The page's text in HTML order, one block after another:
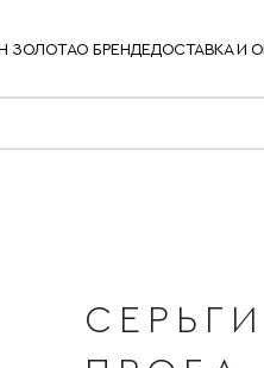
ЗОЛОТАО БРЕНДЕДОСТАВКА И